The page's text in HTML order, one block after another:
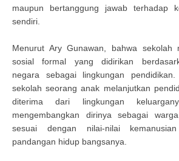
maupun bertanggung jawab terhadap
sendiri.
Menurut Ary Gunawan, bahwa sekolah
sosial formal yang didirikan
negara sebagai lingkungan
sekolah seorang anak melanjutkan
diterima dari lingkungan
mengembangkan dirinya sebagai
sesuai dengan nilai-nilai
pandangan hidup bangsanya.